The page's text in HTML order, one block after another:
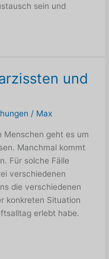
sein und
und
/ Max
Menschen geht es um
Manchmal kommt
Für solche Fälle
verschiedenen
die verschiedenen
konkreten Situation
erlebt habe.